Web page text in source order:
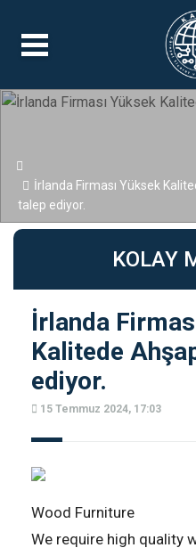
İrlanda Firması Yüksek
talep ediyor.
KOLAY
İrlanda
Kalitede
ediyor.
15 Temmuz 2024, 17:03
Wood Furniture
We require high quality